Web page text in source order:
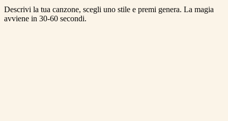
Descrivi la tua canzone, scegli uno stile e premi genera. La magia
avviene in 30-60 secondi.